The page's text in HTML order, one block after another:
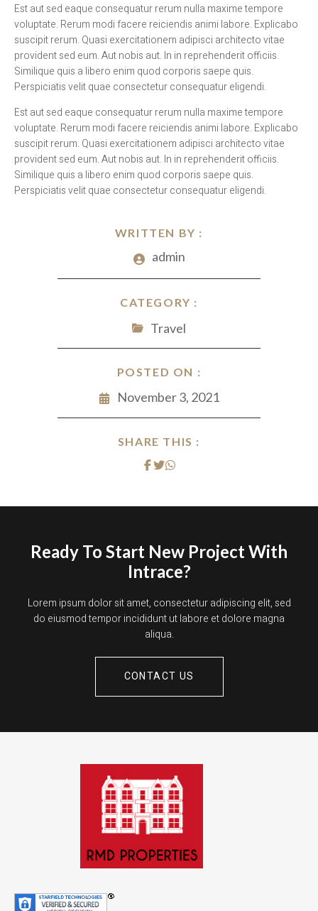
WRITTEN BY :
admin
CATEGORY :
Travel
POSTED ON :
November 3, 2021
SHARE THIS :
Est aut sed eaque consequatur rerum nulla maxime tempore
voluptate. Rerum modi facere reiciendis animi labore. Explicabo
suscipit rerum. Quasi exercitationem adipisci architecto vitae
provident sed eum. Aut nobis aut. In in reprehenderit officiis.
Similique quis a libero enim quod corporis saepe quis.
Perspiciatis velit quae consectetur consequatur eligendi.
Est aut sed eaque consequatur rerum nulla maxime tempore
voluptate. Rerum modi facere reiciendis animi labore. Explicabo
suscipit rerum. Quasi exercitationem adipisci architecto vitae
provident sed eum. Aut nobis aut. In in reprehenderit officiis.
Similique quis a libero enim quod corporis saepe quis.
Perspiciatis velit quae consectetur consequatur eligendi.
Ready To Start New Project With
Intrace?
Lorem ipsum dolor sit amet, consectetur adipiscing elit, sed
do eiusmod tempor incididunt ut labore et dolore magna
aliqua.
CONTACT US